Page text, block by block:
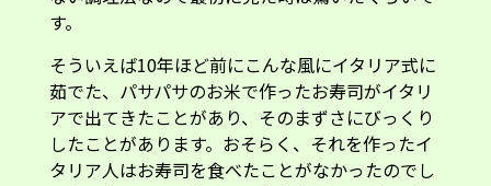
す。
そういえば10年ほど前にこんな風にイタリア式に
茹でた、パサパサのお米で作ったお寿司がイタリ
アで出てきたことがあり、そのまずさにびっくり
したことがあります。おそらく、それを作ったイ
タリア人はお寿司を食べたことがなかったのでし